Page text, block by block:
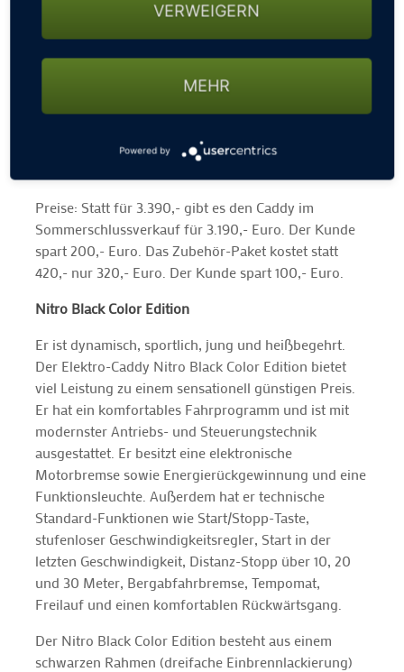
PowerGolf eine große Auswahl. Eine Garantie von 5
Jahren auf den Rahmen ist Standard. Das Zubehör-
Paket besteht aus Scorecard-Halter, Schirmhalter,
Schirm mit UV-Beschichtung und Tragetasche. Der
Gestensteuerung, magnetische Baghalterung usw.)
Preise: Statt für 3.390,- gibt es den Caddy im
Sommerschlussverkauf für 3.190,- Euro. Der Kunde
spart 200,- Euro. Das Zubehör-Paket kostet statt
420,- nur 320,- Euro. Der Kunde spart 100,- Euro.
Nitro Black Color Edition
Er ist dynamisch, sportlich, jung und heißbegehrt.
Der Elektro-Caddy Nitro Black Color Edition bietet
viel Leistung zu einem sensationell günstigen Preis.
Er hat ein komfortables Fahrprogramm und ist mit
modernster Antriebs- und Steuerungstechnik
ausgestattet. Er besitzt eine elektronische
Motorbremse sowie Energierückgewinnung und eine
Funktionsleuchte. Außerdem hat er technische
Standard-Funktionen wie Start/Stopp-Taste,
stufenloser Geschwindigkeitsregler, Start in der
letzten Geschwindigkeit, Distanz-Stopp über 10, 20
und 30 Meter, Bergabfahrbremse, Tempomat,
Freilauf und einen komfortablen Rückwärtsgang.
Der Nitro Black Color Edition besteht aus einem
schwarzen Rahmen (dreifache Einbrennlackierung)
VERWEIGERN
MEHR
Powered by